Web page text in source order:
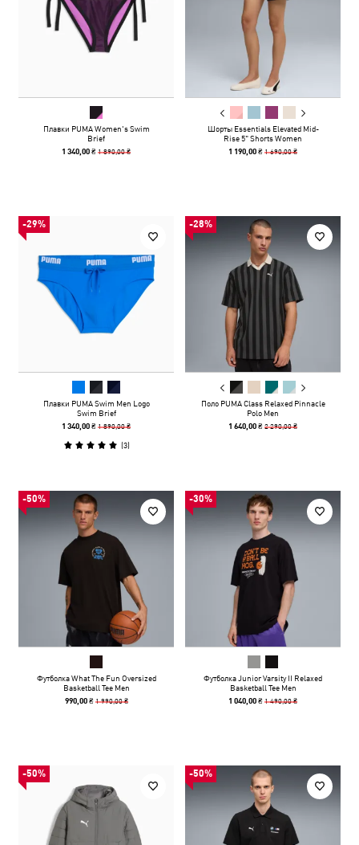
Плавки PUMA Women's Swim
Brief
1 340,00 ₴1 890,00 ₴
Шорты Essentials Elevated Mid-
Rise 5" Shorts Women
1 190,00 ₴1 690,00 ₴
-29%
Плавки PUMA Swim Men Logo
Swim Brief
1 340,00 ₴1 890,00 ₴
(3)
-28%
Поло PUMA Class Relaxed Pinnacle
Polo Men
1 640,00 ₴2 290,00 ₴
-50%
Футболка What The Fun Oversized
Basketball Tee Men
990,00 ₴ 1 990,00 ₴
-30%
Футболка Junior Varsity II Relaxed
Basketball Tee Men
1 040,00 ₴1 490,00 ₴
-50% -50%